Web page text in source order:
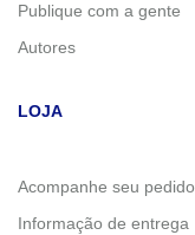
Publique com a gente
Autores
LOJA
Acompanhe seu pedido
Informação de entrega